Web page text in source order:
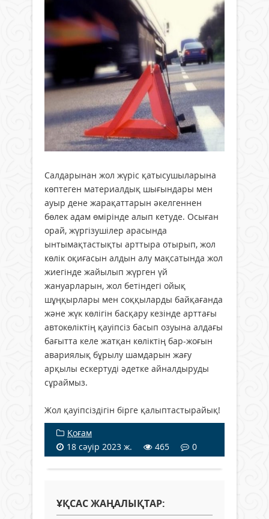
Салдарынан жол жүріс қатысушыларына
көптеген материалдық шығындары мен
ауыр дене жарақаттарын әкелгеннен
бөлек адам өмірінде алып кетуде. Осыған
орай, жүргізушілер арасында
ынтымақтастықты арттыра отырып, жол
көлік оқиғасын алдын алу мақсатында жол
жиегінде жайылып жүрген үй
жануарларын, жол бетіндегі ойық
шұңқырлары мен соққыларды байқағанда
және жүк көлігін басқару кезінде арттағы
автокөліктің қауіпсіз басып озуына алдағы
бағытта келе жатқан көліктің бар-жоғын
авариялық бұрылу шамдарын жағу
арқылы ескертуді әдетке айналдыруды
сұраймыз.
Жол қауіпсіздігін бірге қалыптастырайық!
Қоғам
18 сәуір 2023 ж.
465 0
ҰҚСАС ЖАҢАЛЫҚТАР: